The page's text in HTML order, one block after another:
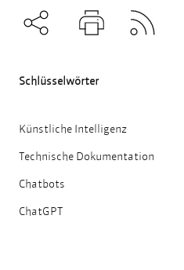
Schlüsselwörter
Künstliche Intelligenz
Technische Dokumentation
Chatbots
ChatGPT